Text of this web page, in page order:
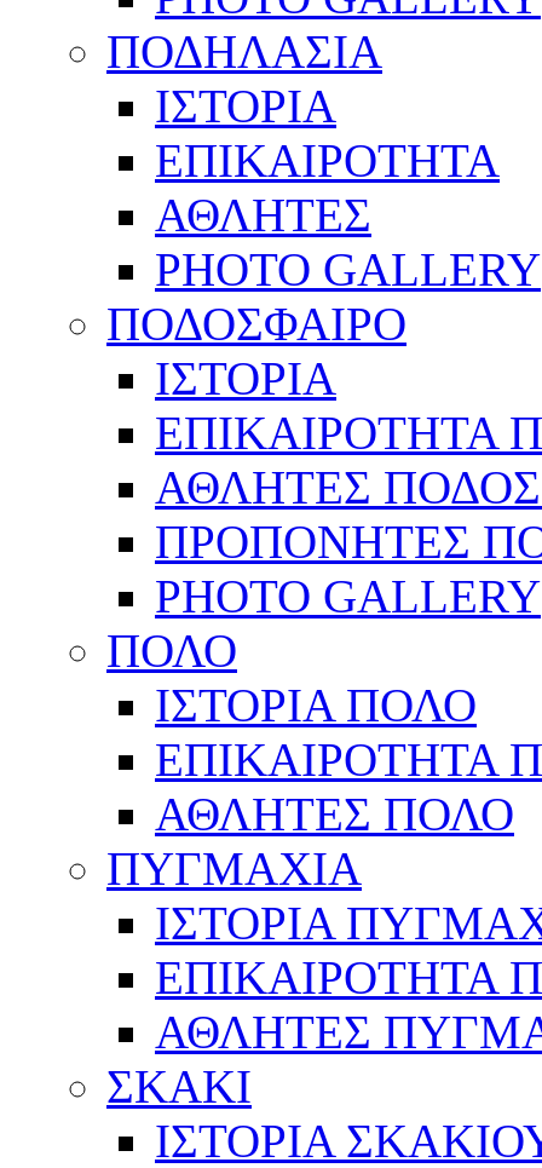
ΠΟΔΗΛΑΣΙΑ
ΙΣΤΟΡΙΑ
ΕΠΙΚΑΙΡΟΤΗΤΑ
ΑΘΛΗΤΕΣ
PHOTO GALLERY
ΠΟΔΟΣΦΑΙΡΟ
ΙΣΤΟΡΙΑ
ΕΠΙΚΑΙΡΟΤΗΤΑ
ΑΘΛΗΤΕΣ
ΠΡΟΠΟΝΗΤΕΣ
PHOTO GALLERY
ΠΟΛΟ
ΙΣΤΟΡΙΑ ΠΟΛΟ
ΕΠΙΚΑΙΡΟΤΗΤΑ
ΑΘΛΗΤΕΣ ΠΟΛΟ
ΠΥΓΜΑΧΙΑ
ΙΣΤΟΡΙΑ
ΕΠΙΚΑΙΡΟΤΗΤΑ
ΑΘΛΗΤΕΣ
ΣΚΑΚΙ
ΙΣΤΟΡΙΑ